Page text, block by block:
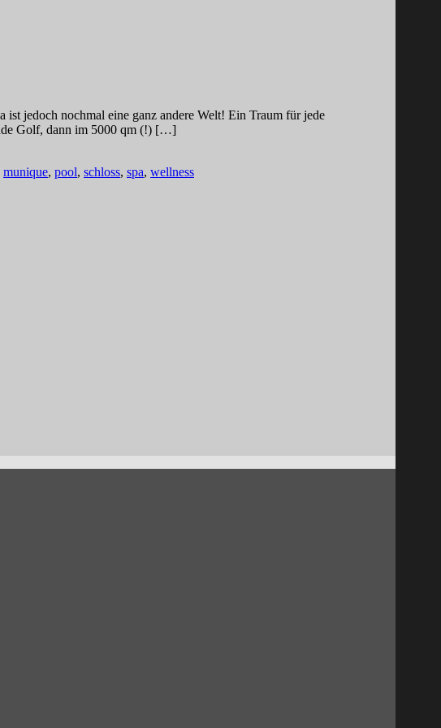
jedoch nochmal eine ganz andere Welt! Ein Traum für jede
Golf, dann im 5000 qm (!) […]
munique, pool, schloss, spa, wellness